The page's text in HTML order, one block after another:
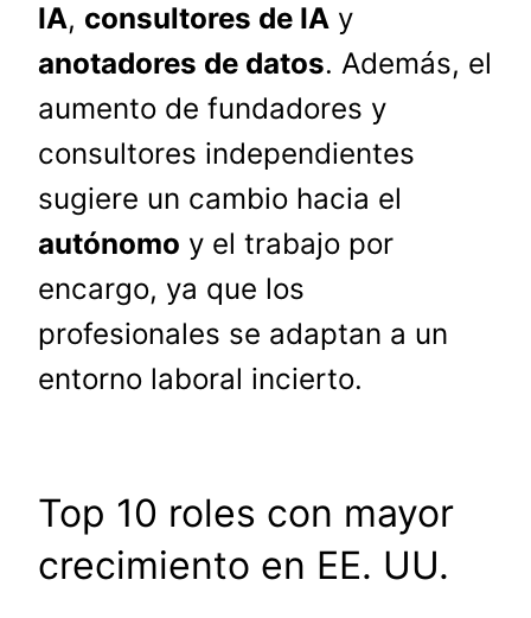
IA, consultores de IA y
anotadores de datos. Además, el
aumento de fundadores y
consultores independientes
sugiere un cambio hacia el
autónomo y el trabajo por
encargo, ya que los
profesionales se adaptan a un
entorno laboral incierto.
Top 10 roles con mayor
crecimiento en EE. UU.